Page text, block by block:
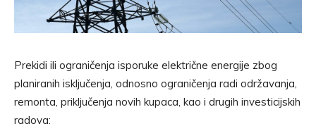
Prekidi ili ograničenja isporuke električne energije zbog
planiranih isključenja, odnosno ograničenja radi održavanja,
remonta, priključenja novih kupaca, kao i drugih investicijskih
radova: